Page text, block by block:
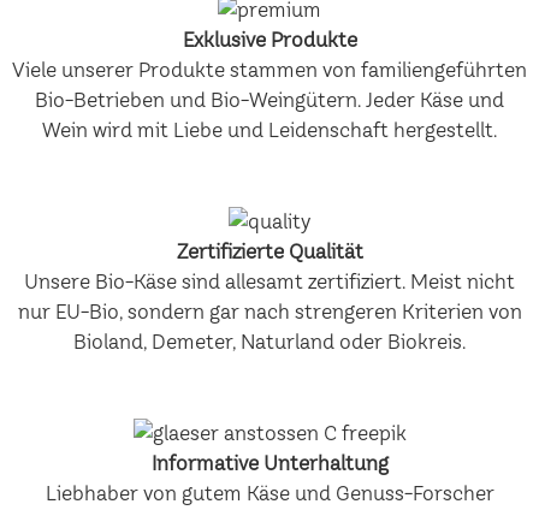
Exklusive Produkte
Viele unserer Produkte stammen von familiengeführten
Bio-Betrieben und Bio-Weingütern. Jeder Käse und
Wein wird mit Liebe und Leidenschaft hergestellt.
Zertifizierte Qualität
Unsere Bio-Käse sind allesamt zertifiziert. Meist nicht
nur EU-Bio, sondern gar nach strengeren Kriterien von
Bioland, Demeter, Naturland oder Biokreis.
Informative Unterhaltung
Liebhaber von gutem Käse und Genuss-Forscher